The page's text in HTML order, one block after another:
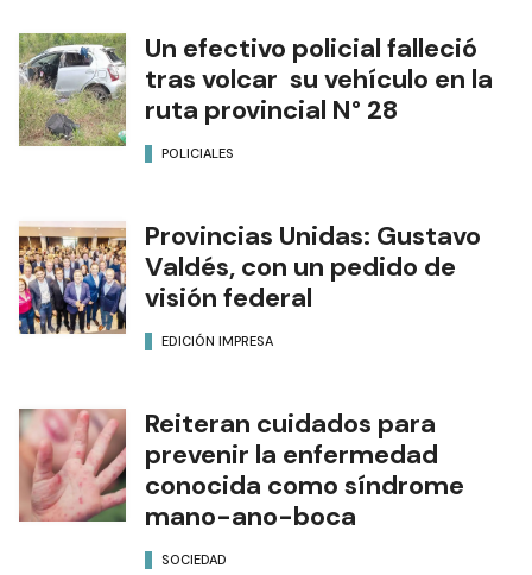
Un efectivo policial falleció
tras volcar su vehículo en la
ruta provincial N° 28
POLICIALES
Provincias Unidas: Gustavo
Valdés, con un pedido de
visión federal
EDICIÓN IMPRESA
Reiteran cuidados para
prevenir la enfermedad
conocida como síndrome
mano-ano-boca
SOCIEDAD